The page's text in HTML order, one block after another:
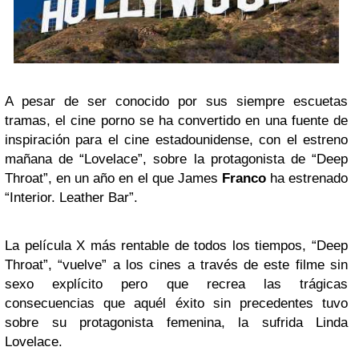
A pesar de ser conocido por sus siempre escuetas
tramas, el cine porno se ha convertido en una fuente de
inspiración para el cine estadounidense, con el estreno
mañana de “Lovelace”, sobre la protagonista de “Deep
Throat”, en un año en el que James Francoha estrenado
“Interior. Leather Bar”.
La película X más rentable de todos los tiempos, “Deep
Throat”, “vuelve” a los cines a través de este filme sin
sexo explícito pero que recrea las trágicas
consecuencias que aquél éxito sin precedentes tuvo
sobre su protagonista femenina, la sufrida Linda
Lovelace.